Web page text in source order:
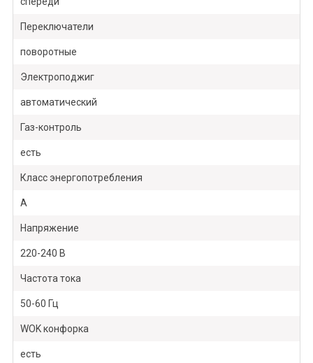
Переключатели
поворотные
Электроподжиг
автоматический
Газ-контроль
есть
Класс энергопотребления
А
Напряжение
220-240 В
Частота тока
50-60 Гц
WOK конфорка
есть